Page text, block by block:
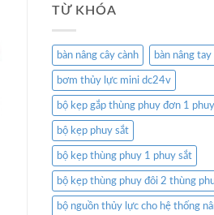
TỪ KHÓA
bàn nâng cây cành bàn nâng
bơm thủy lực mini dc24v
bộ kẹp gắp thùng phuy đơn 1 phuy
bộ kẹp phuy sắt
bộ kẹp thùng phuy 1 phuy sắt
bộ kẹp thùng phuy đôi 2 thùng
bộ nguồn thủy lực cho hệ thống